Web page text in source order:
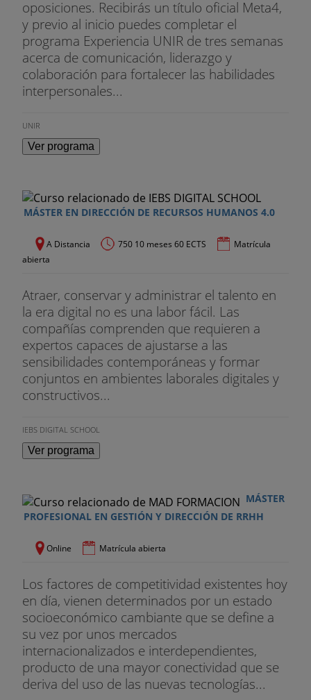
oposiciones. Recibirás un título oficial Meta4,
y previo al inicio puedes completar el
programa Experiencia UNIR de tres semanas
acerca de comunicación, liderazgo y
colaboración para fortalecer las habilidades
interpersonales...
UNIR
Ver programa
MÁSTER EN DIRECCIÓN DE RECURSOS HUMANOS 4.0
A Distancia 750 10 meses 60 ECTS
Matrícula
abierta
Atraer, conservar y administrar el talento en
la era digital no es una labor fácil. Las
compañías comprenden que requieren a
expertos capaces de ajustarse a las
sensibilidades contemporáneas y formar
conjuntos en ambientes laborales digitales y
constructivos...
IEBS DIGITAL SCHOOL
Ver programa
MÁSTER
PROFESIONAL EN GESTIÓN Y DIRECCIÓN DE RRHH
Online Matrícula abierta
Los factores de competitividad existentes hoy
en día, vienen determinados por un estado
socioeconómico cambiante que se define a
su vez por unos mercados
internacionalizados e interdependientes,
producto de una mayor conectividad que se
deriva del uso de las nuevas tecnologías...